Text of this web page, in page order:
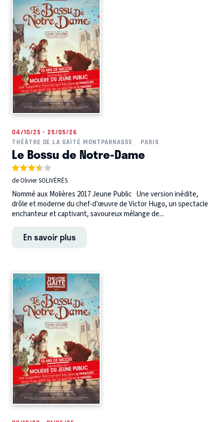
04/10/25 - 25/05/26
THÉÂTRE DE LA GAÎTÉ MONTPARNASSE
PARIS
Le Bossu de Notre-Dame
de Olivier SOLIVÉRÈS
Nommé aux Molières 2017 Jeune Public Une version inédite,
drôle et moderne du chef-d’œuvre de Victor Hugo, un spectacle
enchanteur et captivant, savoureux mélange de...
En savoir plus